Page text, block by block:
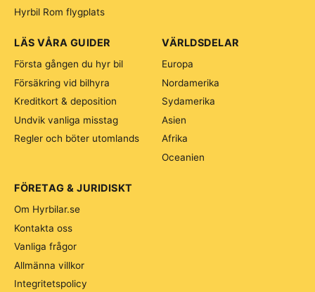
Hyrbil Rom flygplats
VÄRLDSDELAR
Europa
Nordamerika
Sydamerika
Asien
Afrika
Oceanien
LÄS VÅRA GUIDER
Första gången du hyr bil
Försäkring vid bilhyra
Kreditkort & deposition
Undvik vanliga misstag
Regler och böter utomlands
FÖRETAG & JURIDISKT
Om Hyrbilar.se
Kontakta oss
Vanliga frågor
Allmänna villkor
Integritetspolicy